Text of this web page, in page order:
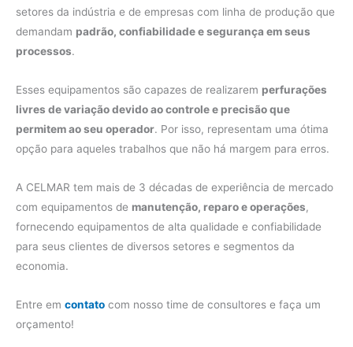
setores da indústria e de empresas com linha de produção que
demandam padrão, confiabilidade e segurança em seus
processos.
Esses equipamentos são capazes de realizarem perfurações
livres de variação devido ao controle e precisão que
permitem ao seu operador. Por isso, representam uma ótima
opção para aqueles trabalhos que não há margem para erros.
A CELMAR tem mais de 3 décadas de experiência de mercado
com equipamentos de manutenção, reparo e operações,
fornecendo equipamentos de alta qualidade e confiabilidade
para seus clientes de diversos setores e segmentos da
economia.
Entre em contato com nosso time de consultores e faça um
orçamento!